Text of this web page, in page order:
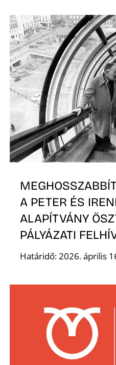
A PETER ÉS
ALAPÍTVÁNY
PÁLYÁZATI
Határidő: 2026. április